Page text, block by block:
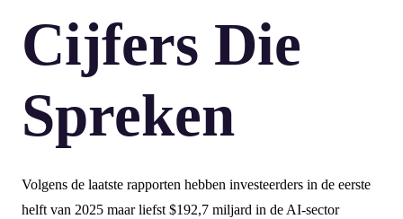
Cijfers Die
Spreken
Volgens de laatste rapporten hebben investeerders in de eerste
helft van 2025 maar liefst $192,7 miljard in de AI-sector